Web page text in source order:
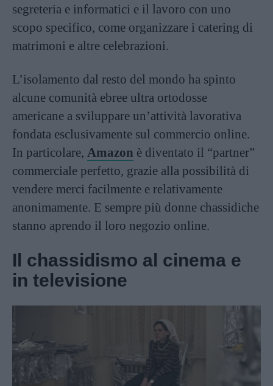
segreteria e informatici e il lavoro con uno
scopo specifico, come organizzare i catering di
matrimoni e altre celebrazioni.
L’isolamento dal resto del mondo ha spinto
alcune comunità ebree ultra ortodosse
americane a sviluppare un’attività lavorativa
fondata esclusivamente sul commercio online.
In particolare, Amazon è diventato il “partner”
commerciale perfetto, grazie alla possibilità di
vendere merci facilmente e relativamente
anonimamente. E sempre più donne chassidiche
stanno aprendo il loro negozio online.
Il chassidismo al cinema e
in televisione